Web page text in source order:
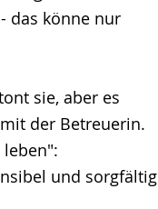
das könne nur
sie, aber es
der Betreuerin.
und sorgfältig